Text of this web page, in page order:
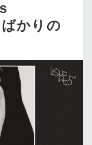
28
29
かりの